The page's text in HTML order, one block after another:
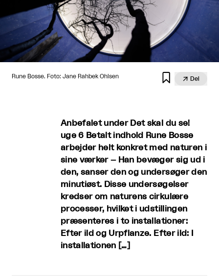
Rune Bosse. Foto: Jane Rahbek Ohlsen   Del
Anbefalet under Det skal du se!
uge 6 Betalt indhold Rune Bosse
arbejder helt konkret med naturen i
sine værker – Han bevæger sig ud i
den, sanser den og undersøger den
minutiøst. Disse undersøgelser
kredser om naturens cirkulære
processer, hvilket i udstillingen
præsenteres i to installationer:
Efter ild og Urpflanze. Efter ild: I
installationen […]